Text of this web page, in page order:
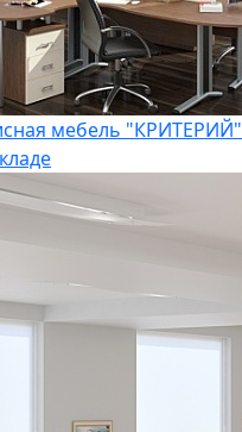
мебель "КРИТЕРИЙ"